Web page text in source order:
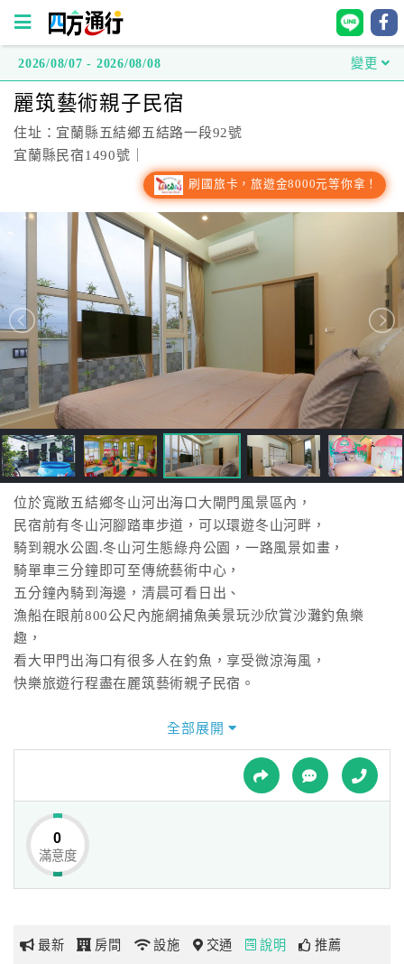
方
通
行
灣
訂
房
直
接
跟
飯
店
訂
房
HOT
特
色
民
宿
球
網
玩
2026/08/07 - 2026/08/08 變更
麗筑藝術親子民宿
住址：宜蘭縣五結鄉五結路一段92號
宜蘭縣民宿1490號｜
刷國旅卡，旅遊金8000元等你拿！
位於寬敞五結鄉冬山河出海口大閘門風景區內，
民宿前有冬山河腳踏車步道，可以環遊冬山河畔，
騎到親水公園.冬山河生態綠舟公園，一路風景如畫，
騎單車三分鐘即可至傳統藝術中心，
五分鐘內騎到海邊，清晨可看日出、
漁船在眼前800公尺內施網捕魚美景玩沙欣賞沙灘釣魚樂
趣，
看大甲門出海口有很多人在釣魚，享受微涼海風，
快樂旅遊行程盡在麗筑藝術親子民宿。
全部展開
0
滿意度
最新 房間 設施 交通 說明 推薦